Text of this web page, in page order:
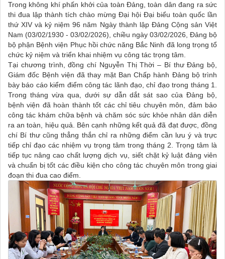
Trong không khí phấn khởi của toàn Đảng, toàn dân đang ra sức
thi đua lập thành tích chào mừng Đại hội Đại biểu toàn quốc lần
thứ XIV và kỷ niệm 96 năm Ngày thành lập Đảng Cộng sản Việt
Nam (03/02/1930 - 03/02/2026), chiều ngày 03/02/2026, Đảng bộ
bộ phận Bệnh viện Phục hồi chức năng Bắc Ninh đã long trọng tổ
chức kỷ niệm và triển khai nhiệm vụ công tác trọng tâm.
Tại chương trình, đồng chí Nguyễn Thị Thời – Bí thư Đảng bộ,
Giám đốc Bệnh viện đã thay mặt Ban Chấp hành Đảng bộ trình
bày báo cáo kiểm điểm công tác lãnh đạo, chỉ đạo trong tháng 1.
Trong tháng vừa qua, dưới sự dẫn dắt sát sao của Đảng bộ,
bệnh viện đã hoàn thành tốt các chỉ tiêu chuyên môn, đảm bảo
công tác khám chữa bệnh và chăm sóc sức khỏe nhân dân diễn
ra an toàn, hiệu quả. Bên cạnh những kết quả đã đạt được, đồng
chí Bí thư cũng thẳng thắn chỉ ra những điểm cần lưu ý và trực
tiếp chỉ đạo các nhiệm vụ trọng tâm trong tháng 2. Trọng tâm là
tiếp tục nâng cao chất lượng dịch vụ, siết chặt kỷ luật đảng viên
và chuẩn bị tốt các điều kiện cho công tác chuyên môn trong giai
đoạn thi đua cao điểm.